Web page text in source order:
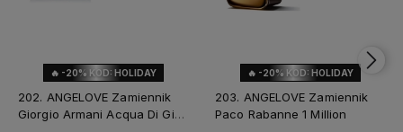
🔥 -20% KOD: HOLIDAY
202. ANGELOVE Zamiennik
Giorgio Armani Acqua Di Gio
🔥 -20% KOD: HOLIDAY
203. ANGELOVE Zamiennik
Paco Rabanne 1 Million